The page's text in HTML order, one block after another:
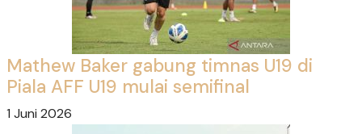
Mathew Baker gabung timnas U19 di
Piala AFF U19 mulai semifinal
1 Juni 2026